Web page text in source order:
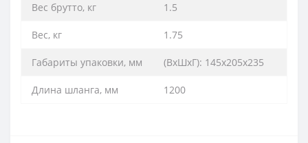
Вес брутто, кг 1.5
Вес, кг 1.75
Габариты упаковки, мм (ВхШхГ): 145х205х235
Длина шланга, мм 1200